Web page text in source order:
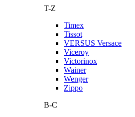
T-Z
Timex
Tissot
VERSUS Versace
Viceroy
Victorinox
Wainer
Wenger
Zippo
В-С